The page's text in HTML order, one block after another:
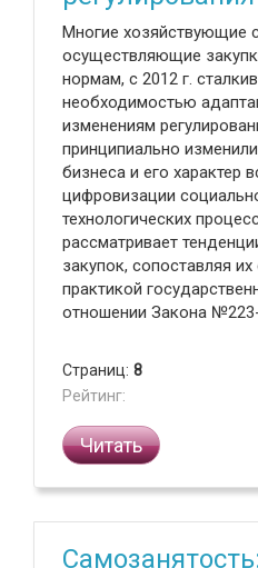
Многие хозяйствующие
осуществляющие
нормам, с 2012 г.
необходимостью
изменениям
принципиально
бизнеса и его характер
цифровизации
технологических
рассматривает
закупок, сопоставляя
практикой
отношении Закона
Страниц: 8
Рейтинг:
Читать